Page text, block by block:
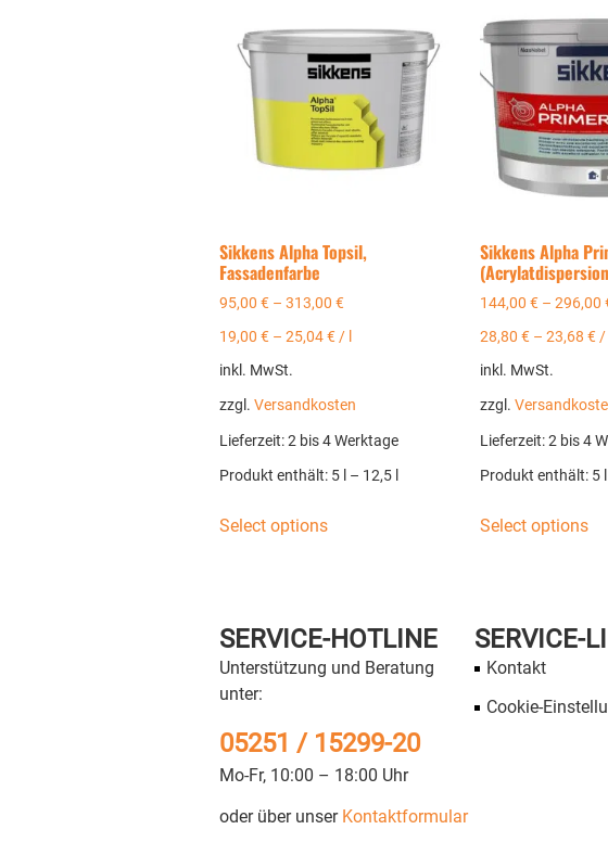
Sikkens Alpha Topsil,
Fassadenfarbe
95,00 €– 313,00 €
19,00 €– 25,04€/
inkl. MwSt.
zzgl. Versandkosten
Lieferzeit:2 bis 4 Werktage
Produkt enthält: 5 – 12,5
Select options
Sikkens Alpha
144,00 €– 296,00
28,80 €– 23,68 €/
inkl. MwSt.
zzgl.
Lieferzeit:2 bis 4
Produkt enthält: 5
Select options
SERVICE-HOTLINE
Unterstützung und Beratung
unter:
05251 / 15299-20
Mo-Fr, 10:00 – 18:00 Uhr
oder über unser Kontaktformular
SERVICE-
Kontakt
Cookie-